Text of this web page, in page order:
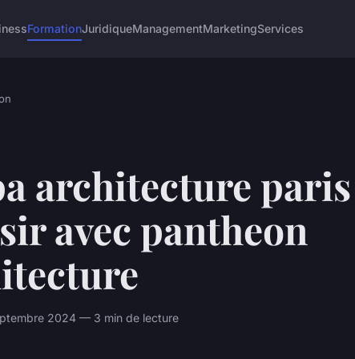
FormationJuridiqueManagementMarketingServices
architecture
avec pantheon
2024 — 3 min de lecture